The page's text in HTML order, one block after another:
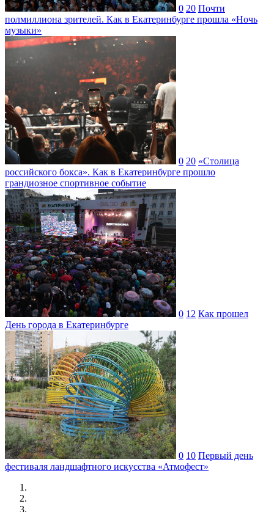
0 20 Почти
полмиллиона зрителей. Как в Екатеринбурге прошла «Ночь
музыки»
0 20 «Столица
российского бокса». Как в Екатеринбурге прошло
грандиозное спортивное событие
0 12 Как прошел
День города в Екатеринбурге
0 10 Первый день
фестиваля ландшафтного искусства «Атмофест»